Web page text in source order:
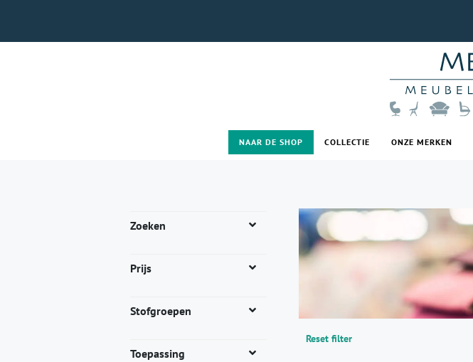
NAAR DE SHOP COLLECTIE ONZE MERKEN
Zoeken
Prijs
Stofgroepen
Toepassing
Reset filter